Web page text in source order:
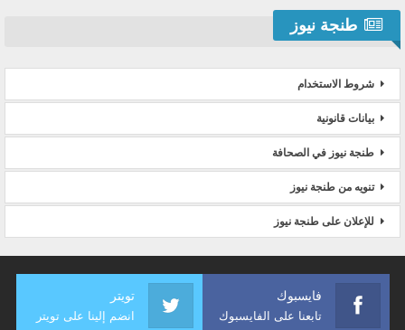
طنجة نيوز
شروط الاستخدام
بيانات قانونية
طنجة نيوز في الصحافة
تنويه من طنجة نيوز
للإعلان على طنجة نيوز
فايسبوك
تابعنا على الفايسبوك
تويتر
انضم إلينا على تويتر